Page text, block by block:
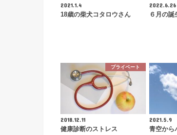
2021.1.4
18歳の柴犬コタロウさん
2022.6.26
６月の誕
プライベート
2018.12.11
健康診断のストレス
2021.5.9
青空から